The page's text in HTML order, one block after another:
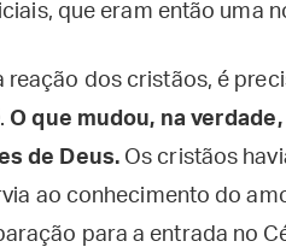
que eram então uma
reação dos cristãos, é
. O que mudou, na
de Deus.Os cristãos
ao conhecimento do
para a entrada no